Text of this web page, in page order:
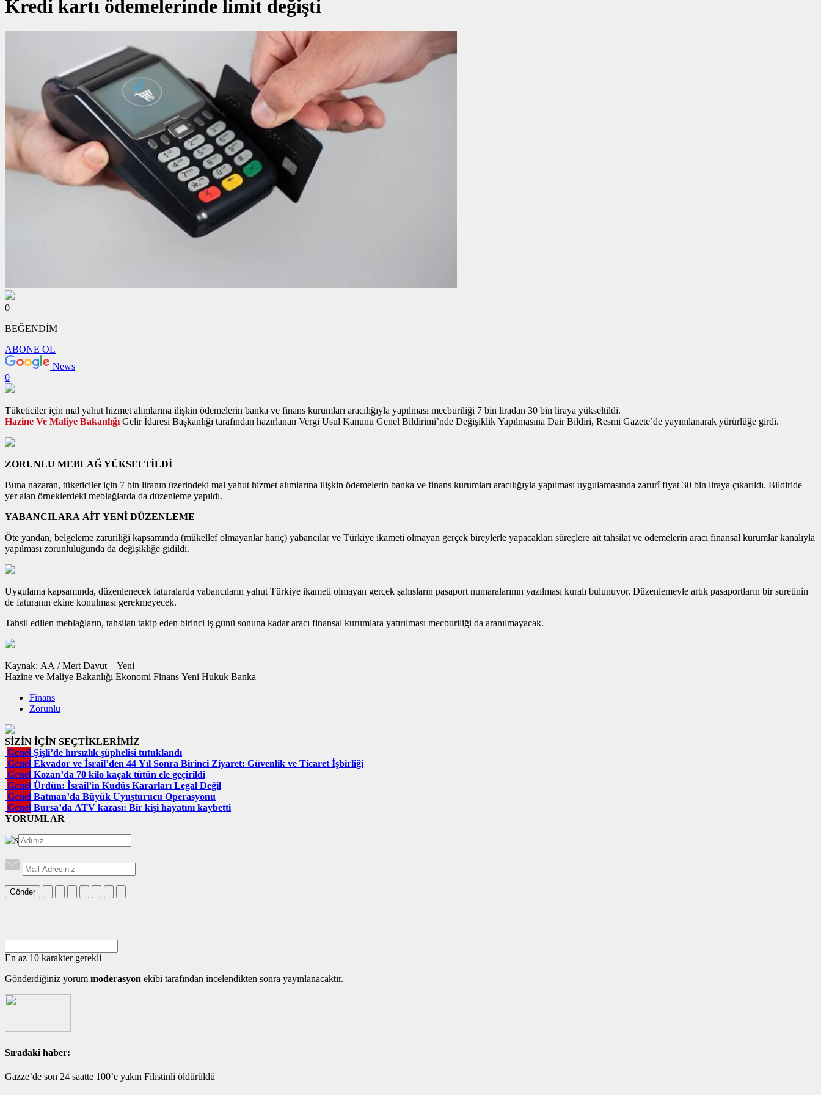
Kredi kartı ödemelerinde limit değişti
0
BEĞENDİM
ABONE OL
News
0
Tüketiciler için mal yahut hizmet alımlarına ilişkin ödemelerin banka ve finans kurumları aracılığıyla yapılması mecburiliği 7 bin liradan 30 bin liraya yükseltildi.
Hazine Ve Maliye Bakanlığı Gelir İdaresi Başkanlığı tarafından hazırlanan Vergi Usul Kanunu Genel Bildirimi’nde Değişiklik Yapılmasına Dair Bildiri, Resmi Gazete’de yayımlanarak yürürlüğe girdi.
ZORUNLU MEBLAĞ YÜKSELTİLDİ
Buna nazaran, tüketiciler için 7 bin liranın üzerindeki mal yahut hizmet alımlarına ilişkin ödemelerin banka ve finans kurumları aracılığıyla yapılması uygulamasında zarurî fiyat 30 bin liraya çıkarıldı. Bildiride
yer alan örneklerdeki meblağlarda da düzenleme yapıldı.
YABANCILARA AİT YENİ DÜZENLEME
Öte yandan, belgeleme zaruriliği kapsamında (mükellef olmayanlar hariç) yabancılar ve Türkiye ikameti olmayan gerçek bireylerle yapacakları süreçlere ait tahsilat ve ödemelerin aracı finansal kurumlar kanalıyla
yapılması zorunluluğunda da değişikliğe gidildi.
Uygulama kapsamında, düzenlenecek faturalarda yabancıların yahut Türkiye ikameti olmayan gerçek şahısların pasaport numaralarının yazılması kuralı bulunuyor. Düzenlemeyle artık pasaportların bir suretinin
de faturanın ekine konulması gerekmeyecek.
Tahsil edilen meblağların, tahsilatı takip eden birinci iş günü sonuna kadar aracı finansal kurumlara yatırılması mecburiliği da aranılmayacak.
Kaynak: AA / Mert Davut – Yeni
Hazine ve Maliye Bakanlığı Ekonomi Finans Yeni Hukuk Banka
Finans
Zorunlu
SİZİN İÇİN SEÇTİKLERİMİZ
Genel Şişli’de hırsızlık şüphelisi tutuklandı
Genel Ekvador ve İsrail’den 44 Yıl Sonra Birinci Ziyaret: Güvenlik ve Ticaret İşbirliği
Genel Kozan’da 70 kilo kaçak tütün ele geçirildi
Genel Ürdün: İsrail’in Kudüs Kararları Legal Değil
Genel Batman’da Büyük Uyuşturucu Operasyonu
Genel Bursa’da ATV kazası: Bir kişi hayatını kaybetti
YORUMLAR
Gönder
En az 10 karakter gerekli
Gönderdiğiniz yorum moderasyon ekibi tarafından incelendikten sonra yayınlanacaktır.
Sıradaki haber:
Gazze’de son 24 saatte 100’e yakın Filistinli öldürüldü